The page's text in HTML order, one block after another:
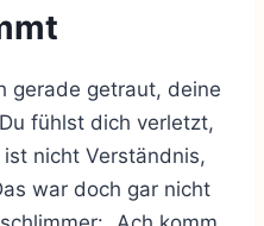
gerade getraut, deine
fühlst dich verletzt,
nicht Verständnis,
war doch gar nicht